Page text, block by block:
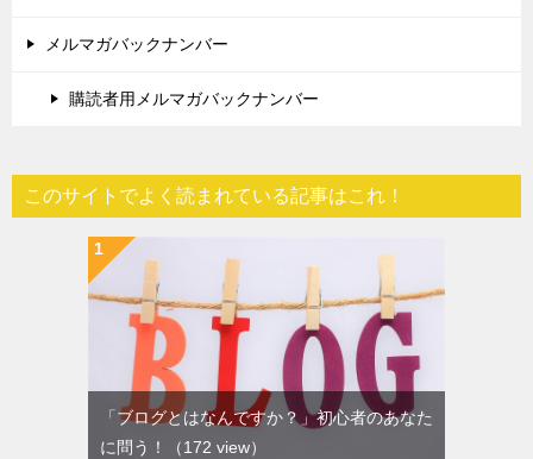
メルマガバックナンバー
購読者用メルマガバックナンバー
このサイトでよく読まれている記事はこれ！
「ブログとはなんですか？」初心者のあなた
に問う！
（172 view）